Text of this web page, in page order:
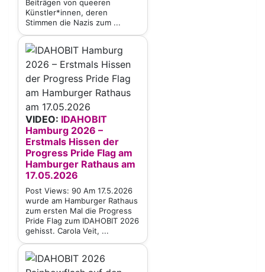
Beiträgen von queeren
Künstler*innen, deren
Stimmen die Nazis zum ...
VIDEO: IDAHOBIT
Hamburg 2026 –
Erstmals Hissen der
Progress Pride Flag am
Hamburger Rathaus am
17.05.2026
Post Views: 90 Am 17.5.2026
wurde am Hamburger Rathaus
zum ersten Mal die Progress
Pride Flag zum IDAHOBIT 2026
gehisst. Carola Veit, ...